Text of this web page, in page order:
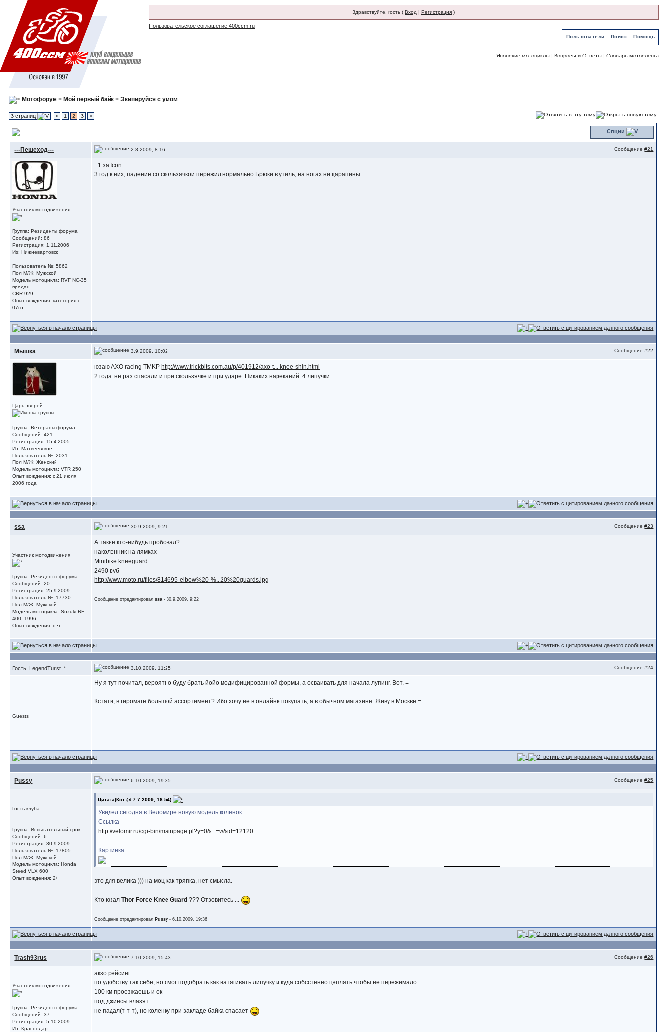
Здравствуйте, гость ( Вход | Регистрация )
Пользовательское соглашение 400ccm.ru
Помощь
Поиск
Пользователи
Японские мотоциклы | Вопросы и Ответы | Словарь мотосленга
Мотофорум > Мой первый байк >Экипируйся с умом
3 страниц < 1 2 3 >
Опции
---Пешеход--- 2.8.2009, 8:16 Сообщение#21
Участник мотодвижения
Группа: Резиденты форума
Сообщений: 86
Регистрация: 1.11.2006
Из: Нижневартовск
Пользователь №: 5862
Пол М/Ж: Мужской
Модель мотоцикла: RVF NC-35
продан
CBR 929
Опыт вождения: категория с
07го
+1 за Icon
3 год в них, падение со скользячкой пережил нормально.Брюки в утиль, на ногах ни царапины
Мышка 3.9.2009, 10:02 Сообщение#22
Царь зверей
Группа: Ветераны форума
Сообщений: 421
Регистрация: 15.4.2005
Из: Матвеевское
Пользователь №: 2031
Пол М/Ж: Женский
Модель мотоцикла: VTR 250
Опыт вождения: с 21 июля
2006 года
юзаю AXO racing TMKP http://www.trickbits.com.au/p/401912/axo-t...-knee-shin.html
2 года. не раз спасали и при скользячке и при ударе. Никаких нареканий. 4 липучки.
ssa 30.9.2009, 9:21 Сообщение#23
Участник мотодвижения
Группа: Резиденты форума
Сообщений: 20
Регистрация: 25.9.2009
Пользователь №: 17730
Пол М/Ж: Мужской
Модель мотоцикла: Suzuki RF
400, 1996
Опыт вождения: нет
А такие кто-нибудь пробовал?
наколенник на лямках
Minibike kneeguard
2490 руб
http://www.moto.ru/files/814695-elbow%20-%...20%20guards.jpg
Сообщение отредактировалssa - 30.9.2009, 9:22
Гость_LegendTurist_* 3.10.2009, 11:25 Сообщение#24
Guests
Ну я тут почитал, вероятно буду брать йойо модифицированной формы, а осваивать для начала лупинг. Вот. =
Кстати, в гиромаге большой ассортимент? Ибо хочу не в онлайне покупать, а в обычном магазине. Живу в Москве =
Pussy 6.10.2009, 19:35 Сообщение#25
Гость клуба
Группа: Испытательный срок
Сообщений: 6
Регистрация: 30.9.2009
Пользователь №: 17805
Пол М/Ж: Мужской
Модель мотоцикла: Honda
Steed VLX 600
Опыт вождения: 2+
Цитата(Кот @ 7.7.2009, 16:54)
Увидел сегодня в Веломире новую модель коленок
Ссылка
http://velomir.ru/cgi-bin/mainpage.pl?y=0&...=w&id=12120
Картинка
это для велика ))) на моц как тряпка, нет смысла.
Кто юзалThor Force Knee Guard ??? Отзовитесь ...
Сообщение отредактировал Pussy - 6.10.2009, 19:36
Trash93rus 7.10.2009, 15:43 Сообщение#26
Участник мотодвижения
Группа: Резиденты форума
Сообщений: 37
Регистрация: 5.10.2009
Из: Краснодар
акзо рейсинг
по удобству так себе, но смог подобрать как натягивать липучку и куда собсстенно цеплять чтобы не пережимало
100 км проезжаешь и ок
под джинсы влазят
не падал(т-т-т), но коленку при закладе байка спасает